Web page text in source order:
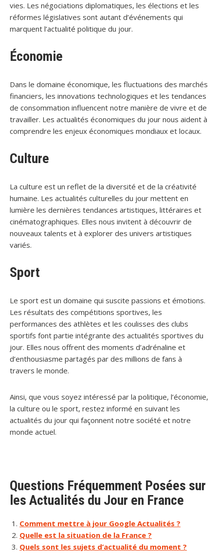
vies. Les négociations diplomatiques, les élections et les
réformes législatives sont autant d’événements qui
marquent l’actualité politique du jour.
Économie
Dans le domaine économique, les fluctuations des marchés
financiers, les innovations technologiques et les tendances
de consommation influencent notre manière de vivre et de
travailler. Les actualités économiques du jour nous aident à
comprendre les enjeux économiques mondiaux et locaux.
Culture
La culture est un reflet de la diversité et de la créativité
humaine. Les actualités culturelles du jour mettent en
lumière les dernières tendances artistiques, littéraires et
cinématographiques. Elles nous invitent à découvrir de
nouveaux talents et à explorer des univers artistiques
variés.
Sport
Le sport est un domaine qui suscite passions et émotions.
Les résultats des compétitions sportives, les
performances des athlètes et les coulisses des clubs
sportifs font partie intégrante des actualités sportives du
jour. Elles nous offrent des moments d’adrénaline et
d’enthousiasme partagés par des millions de fans à
travers le monde.
Ainsi, que vous soyez intéressé par la politique, l’économie,
la culture ou le sport, restez informé en suivant les
actualités du jour qui façonnent notre société et notre
monde actuel.
Questions Fréquemment Posées sur
les Actualités du Jour en France
Comment mettre à jour Google Actualités ?
Quelle est la situation de la France ?
Quels sont les sujets d’actualité du moment ?